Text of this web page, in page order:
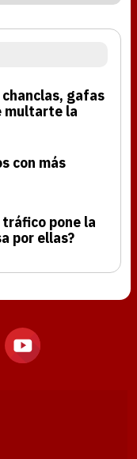
gafas
multarte la
con más
pone la
por ellas?